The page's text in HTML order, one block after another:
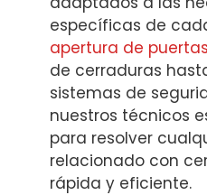
específicas de
apertura de puertas
de cerraduras
sistemas de
nuestros técnicos
para resolver
relacionado con
rápida y eficiente.